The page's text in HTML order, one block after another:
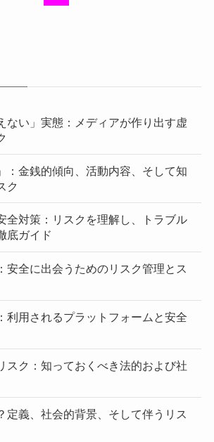
ない」実態：メディアが作り出す虚
：金銭的傾向、活動内容、そして知
ク
全対策：リスクを理解し、トラブル
底ガイド
安全に出会うためのリスク管理とス
利用されるプラットフォームと安全
スク：知っておくべき法的および社
定義、社会的背景、そして伴うリス